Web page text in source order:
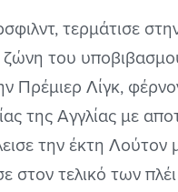
τερμάτισε
ζώνη του
Λίγκ,
της Αγγλίας με
την έκτη Λούτον
στον τελικό των